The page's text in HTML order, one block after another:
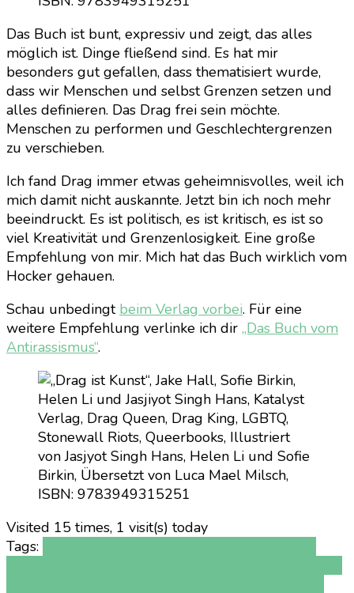
Das Buch ist bunt, expressiv und zeigt, das alles
möglich ist. Dinge fließend sind. Es hat mir
besonders gut gefallen, dass thematisiert wurde,
dass wir Menschen und selbst Grenzen setzen und
alles definieren. Das Drag frei sein möchte.
Menschen zu performen und Geschlechtergrenzen
zu verschieben.
Ich fand Drag immer etwas geheimnisvolles, weil ich
mich damit nicht auskannte. Jetzt bin ich noch mehr
beeindruckt. Es ist politisch, es ist kritisch, es ist so
viel Kreativität und Grenzenlosigkeit. Eine große
Empfehlung von mir. Mich hat das Buch wirklich vom
Hocker gehauen.
Schau unbedingt beim Verlag vorbei. Für eine
weitere Empfehlung verlinke ich dir „Das Buch vom
Antirassismus“.
Visited 15 times, 1 visit(s) today
Tags: